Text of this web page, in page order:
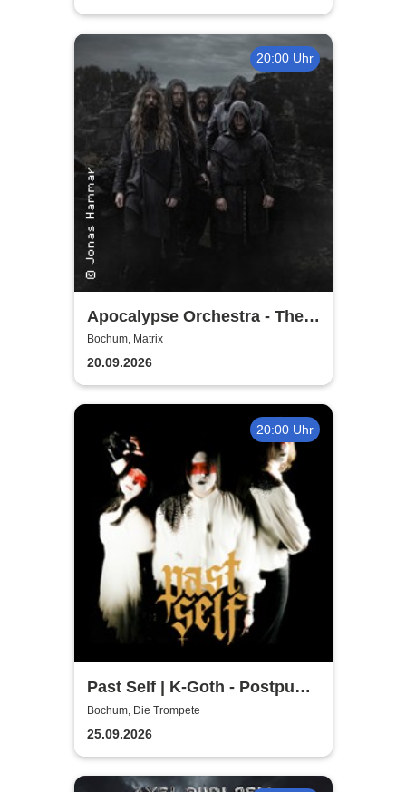
20:00 Uhr
Apocalypse Orchestra - The
Plague Tour 2026
Bochum, Matrix
20.09.2026
20:00 Uhr
Past Self | K-Goth - Postpunk
- Darkwave - Shoegaze - Euro
Tour 2026
Bochum, Die Trompete
25.09.2026